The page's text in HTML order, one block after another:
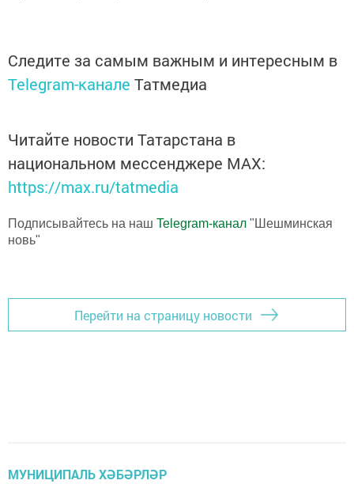
Следите за самым важным и интересным в
Telegram-канале Татмедиа
Читайте новости Татарстана в
национальном мессенджере MАХ:
https://max.ru/tatmedia
Подписывайтесь на наш Telegram-канал "Шешминская
новь"
Перейти на страницу новости
МУНИЦИПАЛЬ ХӘБӘРЛӘР